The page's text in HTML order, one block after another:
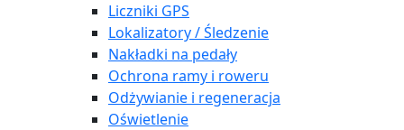
Liczniki GPS
Lokalizatory / Śledzenie
Nakładki na pedały
Ochrona ramy i roweru
Odżywianie i regeneracja
Oświetlenie